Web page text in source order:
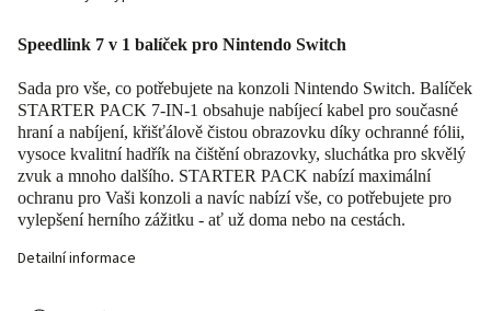
Speedlink 7 v 1 balíček pro Nintendo Switch
Sada pro vše, co potřebujete na konzoli Nintendo Switch. Balíček
STARTER PACK 7-IN-1 obsahuje nabíjecí kabel pro současné
hraní a nabíjení, křišťálově čistou obrazovku díky ochranné fólii,
vysoce kvalitní hadřík na čištění obrazovky, sluchátka pro skvělý
zvuk a mnoho dalšího. STARTER PACK nabízí maximální
ochranu pro Vaši konzoli a navíc nabízí vše, co potřebujete pro
vylepšení herního zážitku - ať už doma nebo na cestách.
Detailní informace